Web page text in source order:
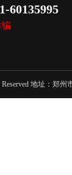
60135995
骗
Reserved 地址：